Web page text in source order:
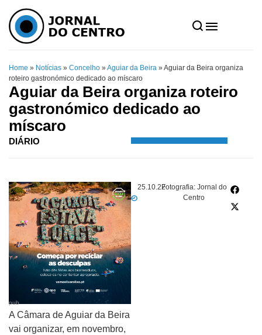
Home » Notícias » Concelho »Aguiar da Beira »Aguiar da Beira organiza
roteiro gastronómico dedicado ao míscaro
Aguiar da Beira organiza roteiro
gastronómico dedicado ao
míscaro
DIÁRIO
25.10.22Fotografia: Jornal do
Centro
pub
A Câmara de Aguiar da Beira
vai organizar, em novembro,